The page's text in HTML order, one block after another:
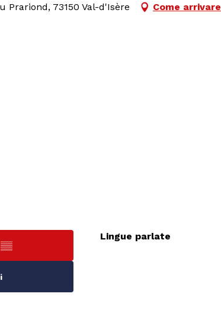
Prariond, 73150 Val-d'Isère Come arrivare
▒▒
Lingue parlate
Lingue parlate